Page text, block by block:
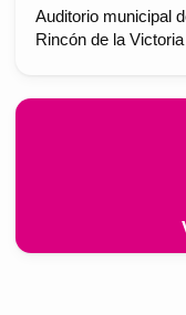
Auditorio municipal
Rincón de la Victoria